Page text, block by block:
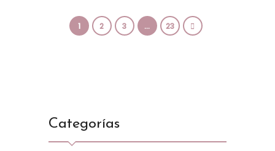
1 2 3 … 23
Categorías